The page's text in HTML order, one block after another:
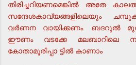
തിരിച്ചറിയണമെങ്കില്‍ അതേ
സന്ദേശകാവ്യങ്ങളിലെയും
വര്‍ണന വായിക്കണം. ബദറുല്‍
ഈണം വടക്കേ മലബാറിലെ
കോതാമൂരിപ്പാ ട്ടില്‍ കാണാം